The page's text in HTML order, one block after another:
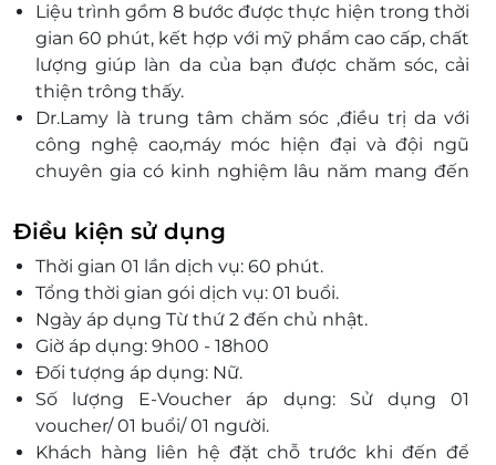
Liệu trình gồm 8 bước được thực hiện trong thời
gian 60 phút, kết hợp với mỹ phẩm cao cấp, chất
lượng giúp làn da của bạn được chăm sóc, cải
thiện trông thấy.
Dr.Lamy là trung tâm chăm sóc ,điều trị da với
công nghệ cao,máy móc hiện đại và đội ngũ
chuyên gia có kinh nghiệm lâu năm mang đến
Điều kiện sử dụng
Thời gian 01 lần dịch vụ: 60 phút.
Tổng thời gian gói dịch vụ: 01 buổi.
Ngày áp dụng Từ thứ 2 đến chủ nhật.
Giờ áp dụng: 9h00 - 18h00
Đối tượng áp dụng: Nữ.
Số lượng E-Voucher áp dụng: Sử dụng 01
voucher/ 01 buổi/ 01 người.
Khách hàng liên hệ đặt chỗ trước khi đến để